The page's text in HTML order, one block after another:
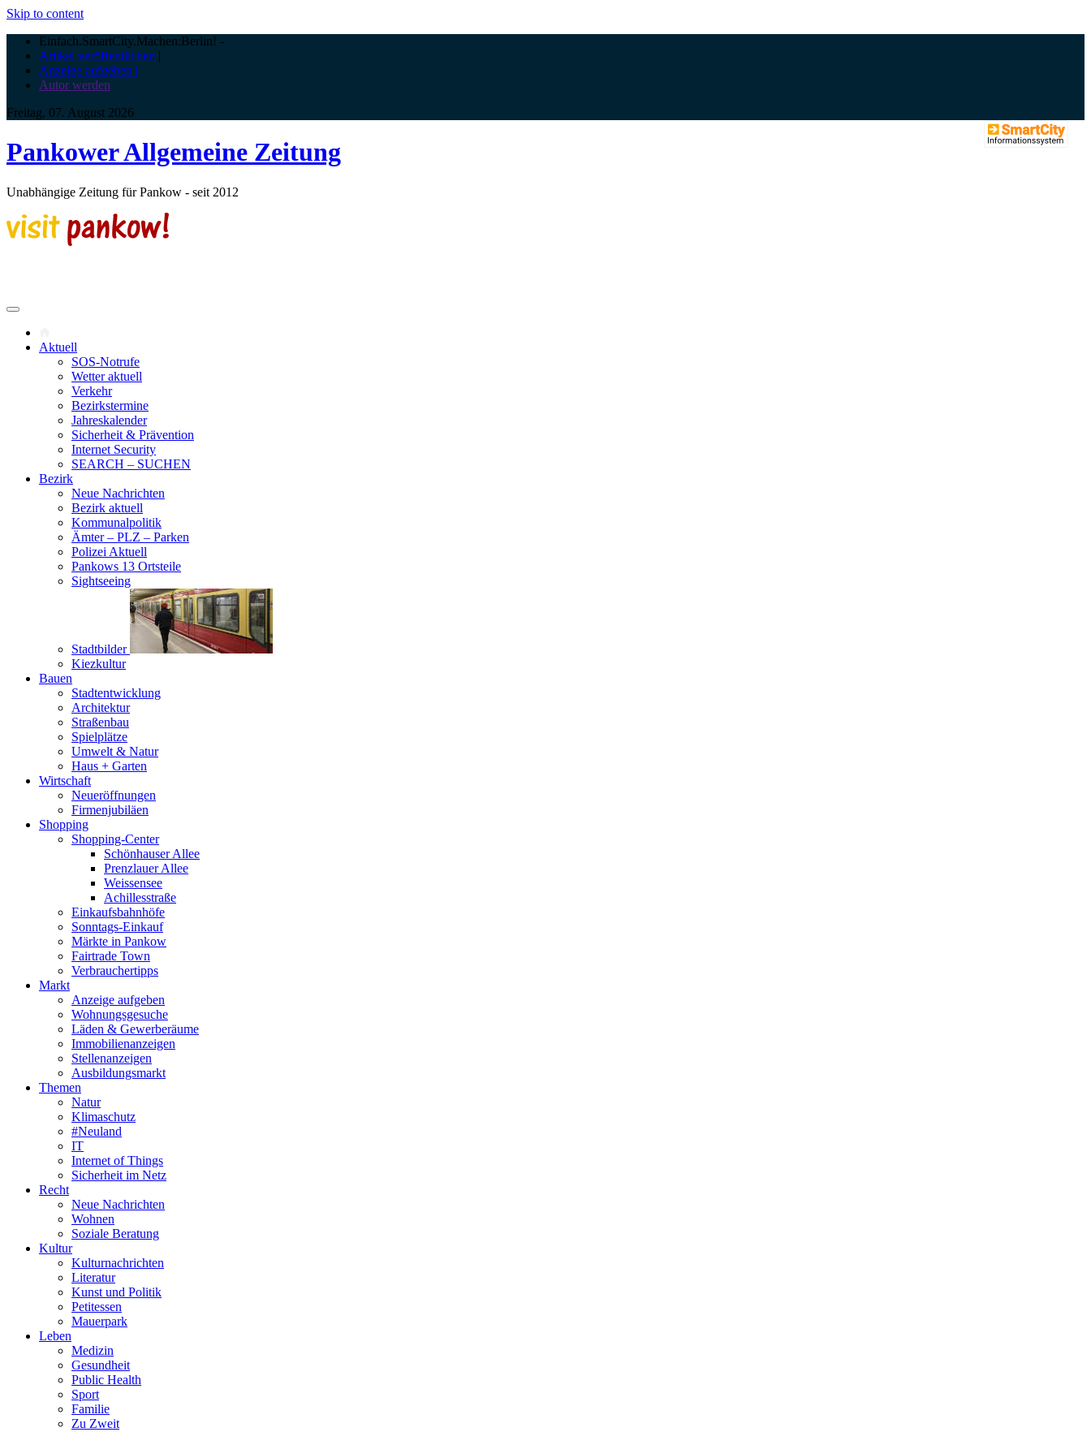
Skip to content
Einfach.SmartCity.Machen:Berlin! -
Artikel veröffentlichen |
Anzeige aufgeben |
Autor werden
Freitag, 07. August 2026
Pankower Allgemeine Zeitung
Unabhängige Zeitung für Pankow - seit 2012
Aktuell
SOS-Notrufe
Wetter aktuell
Verkehr
Bezirkstermine
Jahreskalender
Sicherheit & Prävention
Internet Security
SEARCH – SUCHEN
Bezirk
Neue Nachrichten
Bezirk aktuell
Kommunalpolitik
Ämter – PLZ – Parken
Polizei Aktuell
Pankows 13 Ortsteile
Sightseeing
Stadtbilder
Kiezkultur
Bauen
Stadtentwicklung
Architektur
Straßenbau
Spielplätze
Umwelt & Natur
Haus + Garten
Wirtschaft
Neueröffnungen
Firmenjubiläen
Shopping
Shopping-Center
Schönhauser Allee
Prenzlauer Allee
Weissensee
Achillesstraße
Einkaufsbahnhöfe
Sonntags-Einkauf
Märkte in Pankow
Fairtrade Town
Verbrauchertipps
Markt
Anzeige aufgeben
Wohnungsgesuche
Läden & Gewerberäume
Immobilienanzeigen
Stellenanzeigen
Ausbildungsmarkt
Themen
Natur
Klimaschutz
#Neuland
IT
Internet of Things
Sicherheit im Netz
Recht
Neue Nachrichten
Wohnen
Soziale Beratung
Kultur
Kulturnachrichten
Literatur
Kunst und Politik
Petitessen
Mauerpark
Leben
Medizin
Gesundheit
Public Health
Sport
Familie
Zu Zweit